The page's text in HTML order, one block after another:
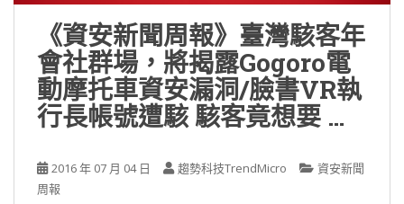
《資安新聞周報》臺灣駭客年
會社群場，將揭露Gogoro電
動摩托車資安漏洞/臉書VR執
行長帳號遭駭 駭客竟想要 …
2016 年 07 月 04 日 趨勢科技TrendMicro
資安新聞
周報